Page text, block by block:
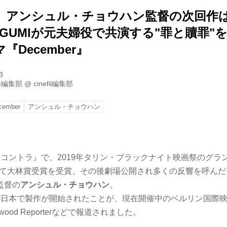
アンシュル・チョウハン監督の次回作
が元夫婦役で共演する"罪と贖罪"
December』
集部 @cinefil編集部
アンシュル・チョウハン
ントラ』で、2019年タリン・ブラックナイト映画祭のグラ
大林賞受賞を受賞、その後劇場公開され多くの反響を呼ん
督のアンシュル・チョウハン。
本で製作が開始されたことが、現在開催中のベルリン国際
Reporterなどで報道されました。